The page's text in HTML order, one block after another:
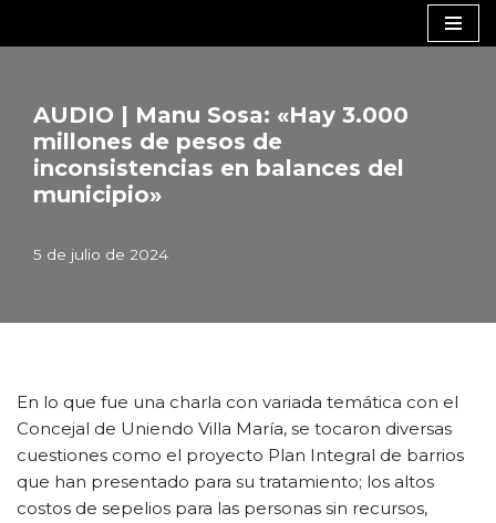
contenido
AUDIO | Manu Sosa: «Hay 3.000
millones de pesos de
inconsistencias en balances del
municipio»
5 de julio de 2024
En lo que fue una charla con variada temática con el
Concejal de Uniendo Villa María, se tocaron diversas
cuestiones como el proyecto Plan Integral de barrios
que han presentado para su tratamiento; los altos
costos de sepelios para las personas sin recursos,